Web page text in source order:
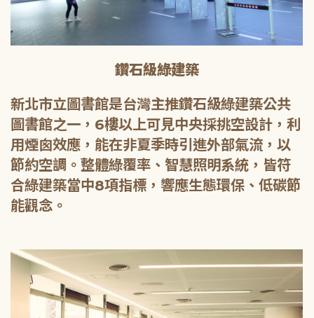
鑽石級綠建築
新北市立圖書館是台灣主推鑽石級綠建築公共
圖書館之一，6樓以上可見中央採挑空設計，利
用煙囪效應，能在非夏季時引進外部氣流，以
節約空調。整體綠覆率、智慧照明系統，皆符
合綠建築當中8項指標，響應生態環保、低碳節
能觀念。